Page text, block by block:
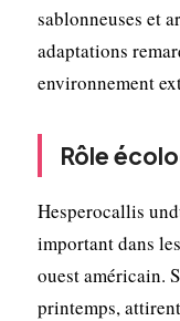
sablonneuses et
adaptations
environnement
Rôle
Hesperocallis
important dans
ouest américain.
printemps,